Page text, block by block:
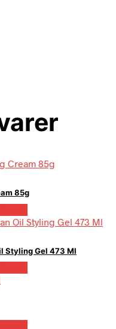
85g
Styling Gel 473 Ml